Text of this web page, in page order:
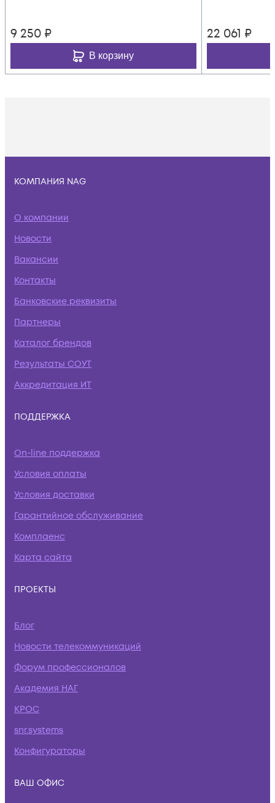
9 250 ₽
В корзину
22 061 ₽
КОМПАНИЯ NAG
О компании
Новости
Вакансии
Контакты
Банковские реквизиты
Партнеры
Каталог брендов
Результаты СОУТ
Аккредитация ИТ
ПОДДЕРЖКА
On-line поддержка
Условия оплаты
Условия доставки
Гарантийное обслуживание
Комплаенс
Карта сайта
ПРОЕКТЫ
Блог
Новости телекоммуникаций
Форум профессионалов
Академия НАГ
КРОС
snr.systems
Конфигураторы
ВАШ ОФИС